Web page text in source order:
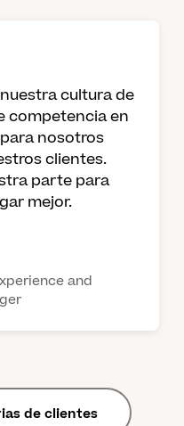
cultura de
competencia en
nosotros
clientes.
parte para
mejor.
and
de clientes